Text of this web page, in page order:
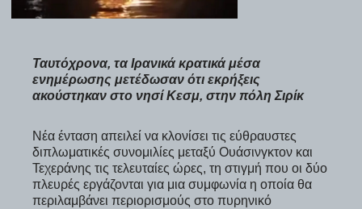
Ταυτόχρονα, τα Ιρανικά κρατικά μέσα
ενημέρωσης μετέδωσαν ότι εκρήξεις
ακούστηκαν στο νησί Κεσμ, στην πόλη Σιρίκ
Νέα ένταση απειλεί να κλονίσει τις εύθραυστες
διπλωματικές συνομιλίες μεταξύ Ουάσινγκτον και
Τεχεράνης τις τελευταίες ώρες, τη στιγμή που οι δύο
πλευρές εργάζονται για μια συμφωνία η οποία θα
περιλαμβάνει περιορισμούς στο πυρηνικό